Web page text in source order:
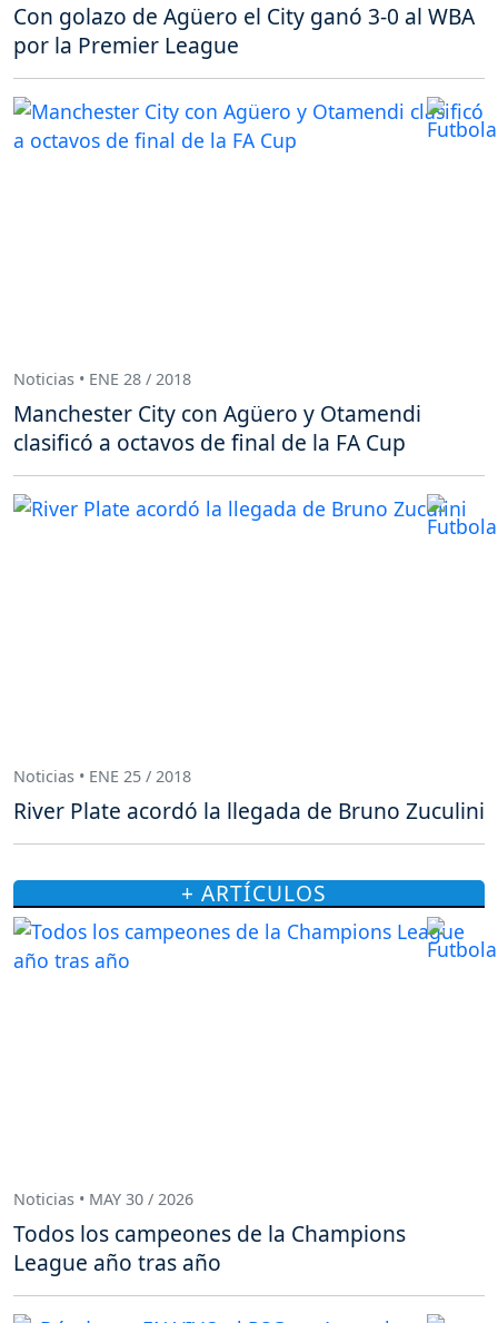
Con golazo de Agüero el City ganó 3-0 al WBA
por la Premier League
Noticias • ENE 28 / 2018
Manchester City con Agüero y Otamendi
clasificó a octavos de final de la FA Cup
Noticias • ENE 25 / 2018
River Plate acordó la llegada de Bruno Zuculini
+ ARTÍCULOS
Noticias • MAY 30 / 2026
Todos los campeones de la Champions
League año tras año